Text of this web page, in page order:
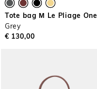
Tote bag Μ Le Pliage One
Grey
€ 130,00